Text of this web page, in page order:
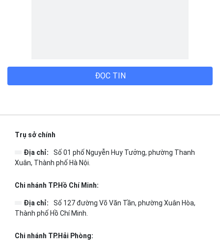
Trụ sở chính
Xuân, Thành phố Hà Nội.
Chi nhánh TP.Hồ Chí Minh:
Thành phố Hồ Chí Minh.